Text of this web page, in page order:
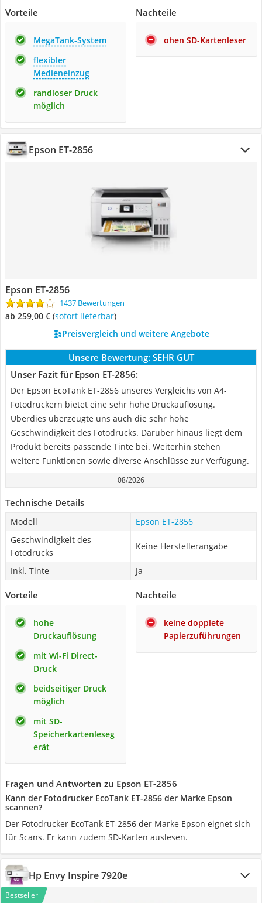
Vorteile
MegaTank-System
flexibler
Medieneinzug
randloser Druck
möglich
Nachteile
ohen SD-Kartenleser
Epson ET-2856
Epson ET-2856
1437 Bewertungen
ab 259,00 € ( Sofort lieferbar)
Preisvergleich und weitere Angebote
Unsere Bewertung: SEHR GUT
Unser Fazit für Epson ET-2856:
Der Epson EcoTank ET-2856 unseres Vergleichs von A4-
Fotodruckern bietet eine sehr hohe Druckauflösung.
Überdies überzeugte uns auch die sehr hohe
Geschwindigkeit des Fotodrucks. Darüber hinaus liegt dem
Produkt bereits passende Tinte bei. Weiterhin stehen
weitere Funktionen sowie diverse Anschlüsse zur Verfügung.
08/2026
Technische Details
Modell
Epson ET-2856
Geschwindigkeit des
Fotodrucks
Keine Herstellerangabe
Inkl. Tinte Ja
Vorteile
hohe
Druckauflösung
mit Wi-Fi Direct-
Druck
beidseitiger Druck
möglich
mit SD-
Speicherkartenleseg
erät
Nachteile
keine dopplete
Papierzuführungen
Fragen und Antworten zu Epson ET-2856
Kann der Fotodrucker EcoTank ET-2856 der Marke Epson
scannen?
Der Fotodrucker EcoTank ET-2856 der Marke Epson eignet sich
für Scans. Er kann zudem SD-Karten auslesen.
Hp Envy Inspire 7920e
Bestseller